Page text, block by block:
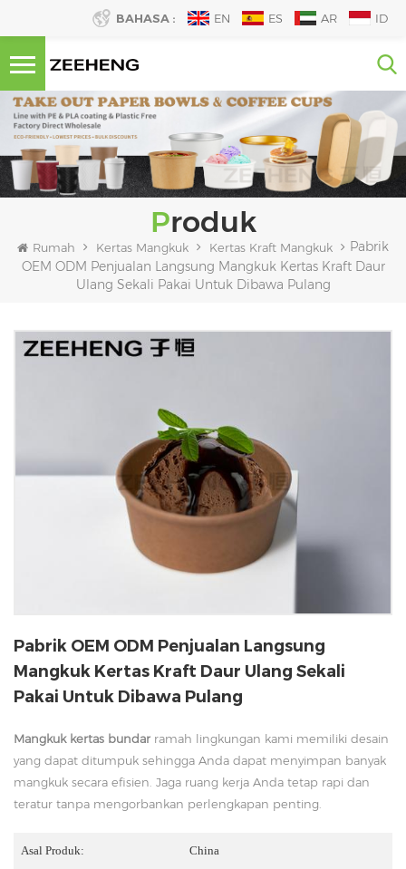
BAHASA : EN ES AR ID
Produk
Rumah Kertas Mangkuk Kertas Kraft Mangkuk
Pabrik
OEM ODM Penjualan Langsung Mangkuk Kertas Kraft Daur
Ulang Sekali Pakai Untuk Dibawa Pulang
Pabrik OEM ODM Penjualan Langsung
Mangkuk Kertas Kraft Daur Ulang Sekali
Pakai Untuk Dibawa Pulang
Mangkuk kertas bundar ramah lingkungan kami memiliki desain
yang dapat ditumpuk sehingga Anda dapat menyimpan banyak
mangkuk secara efisien. Jaga ruang kerja Anda tetap rapi dan
teratur tanpa mengorbankan perlengkapan penting.
Asal Produk: China